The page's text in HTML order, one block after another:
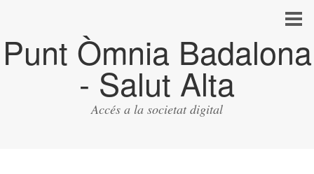
Punt Òmnia Badalona
- Salut Alta
Accés a la societat digital